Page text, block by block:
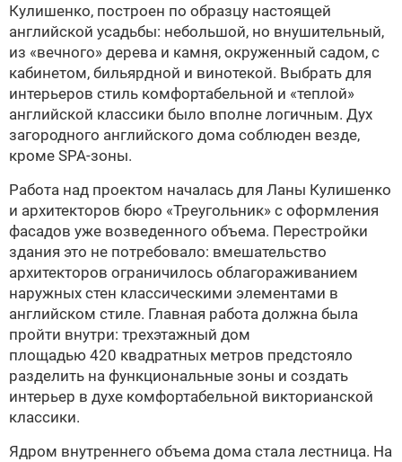
Кулишенко, построен по образцу настоящей
английской усадьбы: небольшой, но внушительный,
из «вечного» дерева и камня, окруженный садом, с
кабинетом, бильярдной и винотекой. Выбрать для
интерьеров стиль комфортабельной и «теплой»
английской классики было вполне логичным. Дух
загородного английского дома соблюден везде,
кроме SPA-зоны.
Работа над проектом началась для Ланы Кулишенко
и архитекторов бюро «Треугольник» с оформления
фасадов уже возведенного объема. Перестройки
здания это не потребовало: вмешательство
архитекторов ограничилось облагораживанием
наружных стен классическими элементами в
английском стиле. Главная работа должна была
пройти внутри: трехэтажный дом
площадью 420 квадратных метров предстояло
разделить на функциональные зоны и создать
интерьер в духе комфортабельной викторианской
классики.
Ядром внутреннего объема дома стала лестница. На